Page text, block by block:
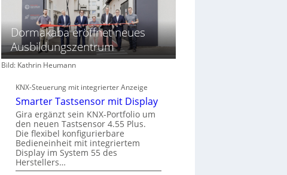
Dormakaba eröffnet neues
Ausbildungszentrum
Bild: Kathrin Heumann
KNX-Steuerung mit integrierter Anzeige
Smarter Tastsensor mit Display
Gira ergänzt sein KNX-Portfolio um
den neuen Tastsensor 4.55 Plus.
Die flexibel konfigurierbare
Bedieneinheit mit integriertem
Display im System 55 des
Herstellers…